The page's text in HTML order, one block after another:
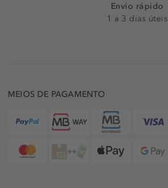
Envio rápido
1 a 3 dias úteis
MEIOS DE PAGAMENTO